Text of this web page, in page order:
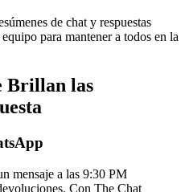
de chat y respuestas
para mantener a todos en la
Brillan las
mensaje a las 9:30 PM
Con The Chat